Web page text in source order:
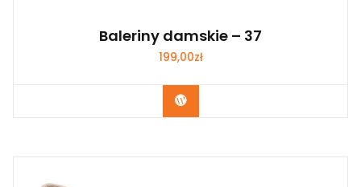
Baleriny damskie – 37
199,00zł
Kup Teraz